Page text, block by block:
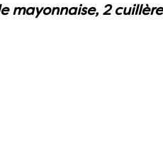
mayonnaise, 2